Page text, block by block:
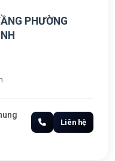
PHƯỜNG
Liên hệ